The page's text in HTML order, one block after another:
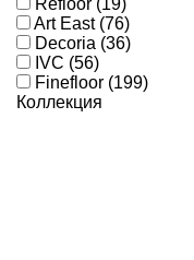
Refloor (19)
Art East (76)
Decoria (36)
IVC (56)
Finefloor (199)
Коллекция